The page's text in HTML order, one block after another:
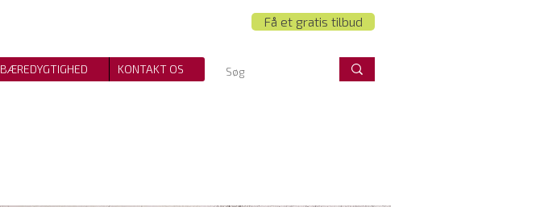
BÆREDYGTIGHED KONTAKT OS
Få et gratis tilbud